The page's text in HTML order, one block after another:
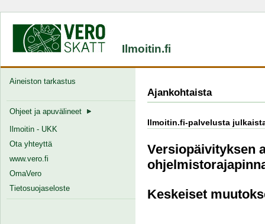
Ilmoitin.fi
Aineiston tarkastus
Ohjeet ja apuvälineet
Ilmoitin - UKK
Ota yhteyttä
www.vero.fi
OmaVero
Tietosuojaseloste
Ajankohtaista
Ilmoitin.fi-palvelusta
Versiopäivityksen
Keskeiset